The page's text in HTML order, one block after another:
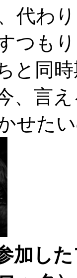
代わ
つも
と同
、言
せた
加し